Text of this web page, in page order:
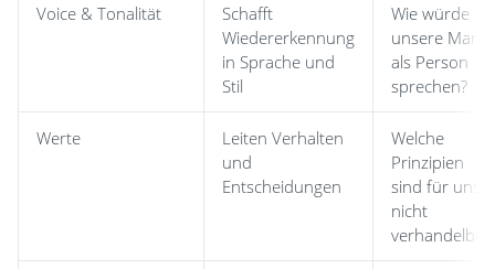
Voice & Tonalität
Schafft
Wiedererkennung
in Sprache und
Stil
Wie würde
unsere Marke
als Person
sprechen?
Werte
Leiten Verhalten
und
Entscheidungen
Welche
Prinzipien
sind für uns
nicht